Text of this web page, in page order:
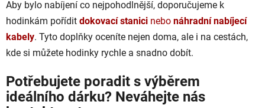
Aby bylo nabíjení co nejpohodlnější, doporučujeme k
hodinkám pořídit dokovací stanici nebo náhradní nabíjecí
kabely. Tyto doplňky oceníte nejen doma, ale i na cestách,
kde si můžete hodinky rychle a snadno dobít.
Potřebujete poradit s výběrem
ideálního dárku? Neváhejte nás